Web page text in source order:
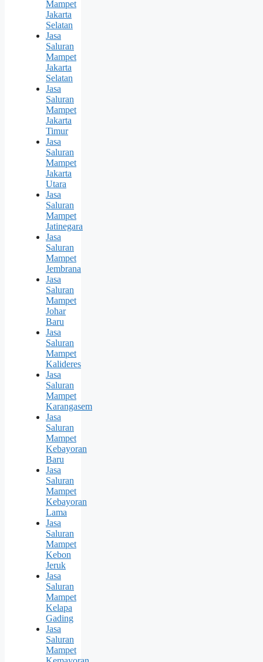
Mampet
Jakarta
Selatan
Jasa
Saluran
Mampet
Jakarta
Selatan
Jasa
Saluran
Mampet
Jakarta
Timur
Jasa
Saluran
Mampet
Jakarta
Utara
Jasa
Saluran
Mampet
Jatinegara
Jasa
Saluran
Mampet
Jembrana
Jasa
Saluran
Mampet
Johar
Baru
Jasa
Saluran
Mampet
Kalideres
Jasa
Saluran
Mampet
Karangasem
Jasa
Saluran
Mampet
Kebayoran
Baru
Jasa
Saluran
Mampet
Kebayoran
Lama
Jasa
Saluran
Mampet
Kebon
Jeruk
Jasa
Saluran
Mampet
Kelapa
Gading
Jasa
Saluran
Mampet